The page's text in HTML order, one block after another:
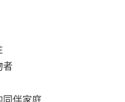
者
同伴家庭